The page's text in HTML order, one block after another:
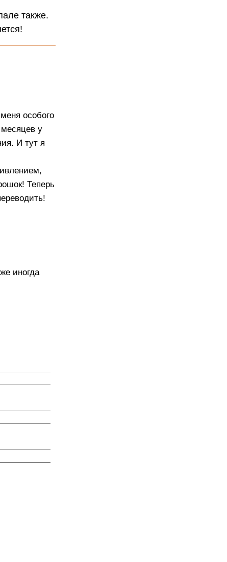
также.
особого
у
И тут я
Теперь
иногда